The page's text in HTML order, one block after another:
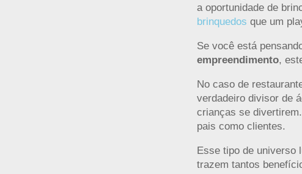
a oportunidade de
brinquedos que um
Se você está
empreendimento,
No caso de
verdadeiro divisor de
crianças se
pais como clientes.
Esse tipo de universo
trazem tantos